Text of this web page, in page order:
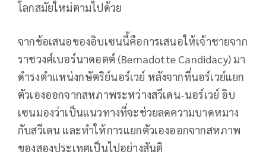
โลกสมัยใหม่ตามไปด้วย
จากข้อเสนอของอิบเซนนี้คือการเสนอให้เจ้าชายจาก
ราชวงศ์เบอร์นาดอตต์ (Bernadotte Candidacy) มา
ดำรงตำแหน่งกษัตริย์นอร์เวย์ หลังจากที่นอร์เวย์แยก
ตัวเองออกจากสหภาพระหว่างสวีเดน-นอร์เวย์ อิบ
เซนมองว่าเป็นแนวทางที่จะช่วยลดความบาดหมาง
กับสวีเดน และทำให้การแยกตัวเองออกจากสหภาพ
ของสองประเทศเป็นไปอย่างสันติ